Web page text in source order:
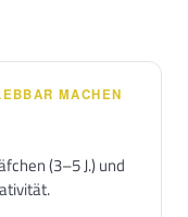
MACHEN
(3–5 J.) und